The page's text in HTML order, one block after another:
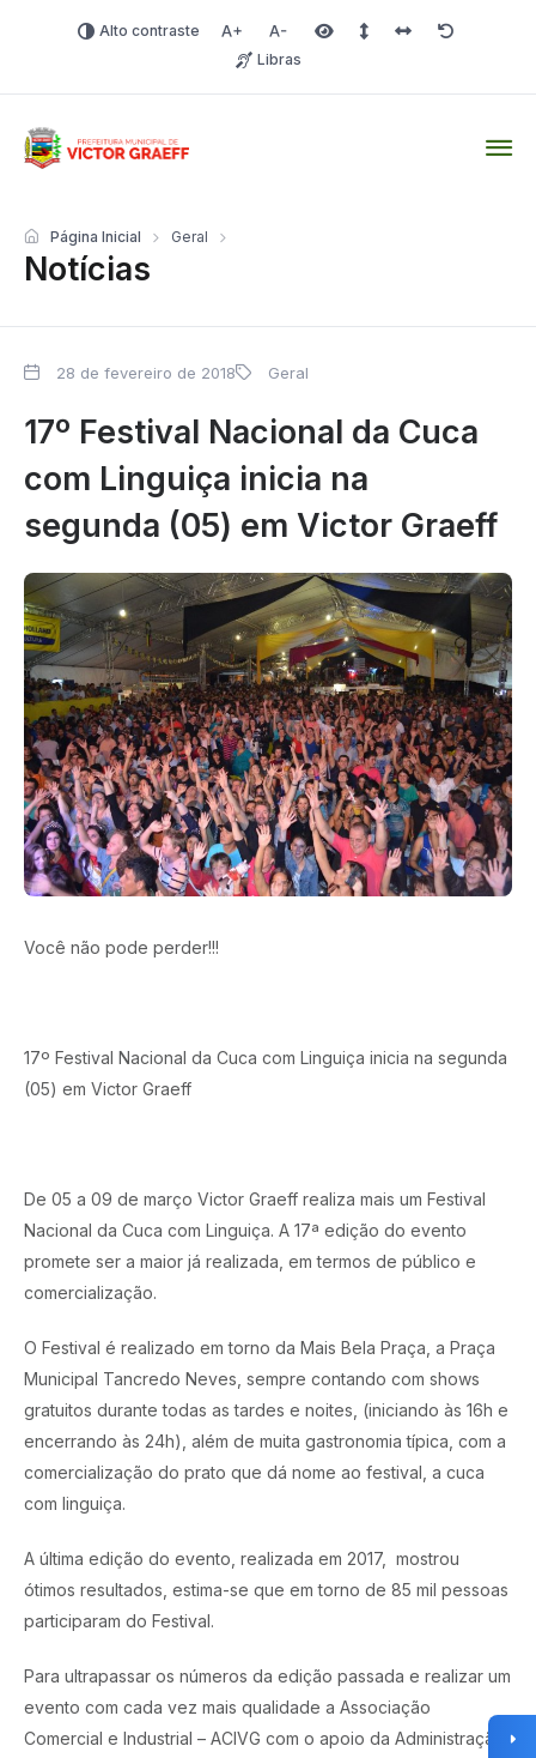
Alto contraste Aumentar fonte
Diminuir fonteÁrea selecionada
Espaçamento de linha
Espaço dos
Redefinir
Libras
Notícias
Página Inicial Geral
28 de fevereiro de 2018 Geral
17º Festival Nacional da Cuca
com Linguiça inicia na
segunda (05) em Victor Graeff
Você não pode perder!!!
17º Festival Nacional da Cuca com Linguiça inicia na segunda
(05) em Victor Graeff
De 05 a 09 de março Victor Graeff realiza mais um Festival
Nacional da Cuca com Linguiça. A 17ª edição do evento
promete ser a maior já realizada, em termos de público e
comercialização.
O Festival é realizado em torno da Mais Bela Praça, a Praça
Municipal Tancredo Neves, sempre contando com shows
gratuitos durante todas as tardes e noites, (iniciando às 16h e
encerrando às 24h), além de muita gastronomia típica, com a
comercialização do prato que dá nome ao festival, a cuca
com linguiça.
A última edição do evento, realizada em 2017, mostrou
ótimos resultados, estima-se que em torno de 85 mil pessoas
participaram do Festival.
Para ultrapassar os números da edição passada e realizar um
evento com cada vez mais qualidade a Associação
Comercial e Industrial – ACIVG com o apoio da Administração